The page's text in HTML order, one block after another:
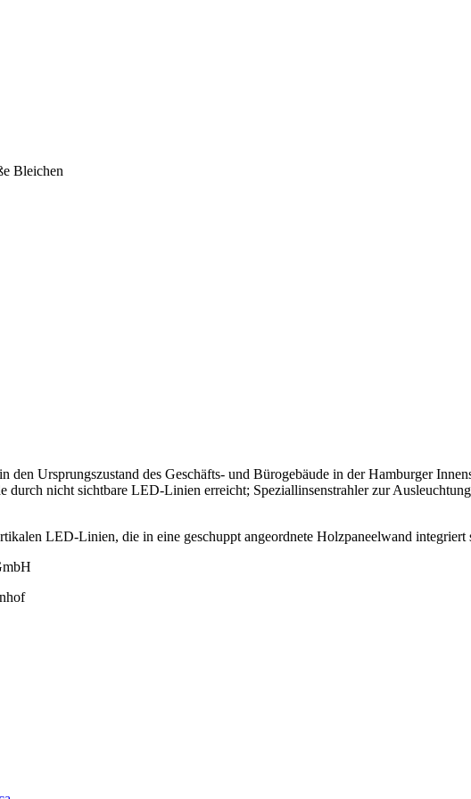
Bleichen
den Ursprungszustand des Geschäfts- und Bürogebäude in der Hamburger
durch nicht sichtbare LED-Linien erreicht; Speziallinsenstrahler zur
LED-Linien, die in eine geschuppt angeordnete Holzpaneelwand